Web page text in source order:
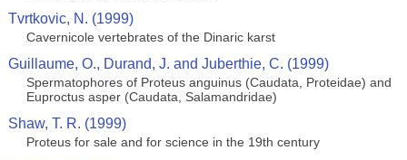
Tvrtkovic, N. (1999)
Cavernicole vertebrates of the Dinaric karst
Guillaume, O., Durand, J. and Juberthie, C. (1999)
Spermatophores of Proteus anguinus (Caudata, Proteidae) and
Euproctus asper (Caudata, Salamandridae)
Shaw, T. R. (1999)
Proteus for sale and for science in the 19th century